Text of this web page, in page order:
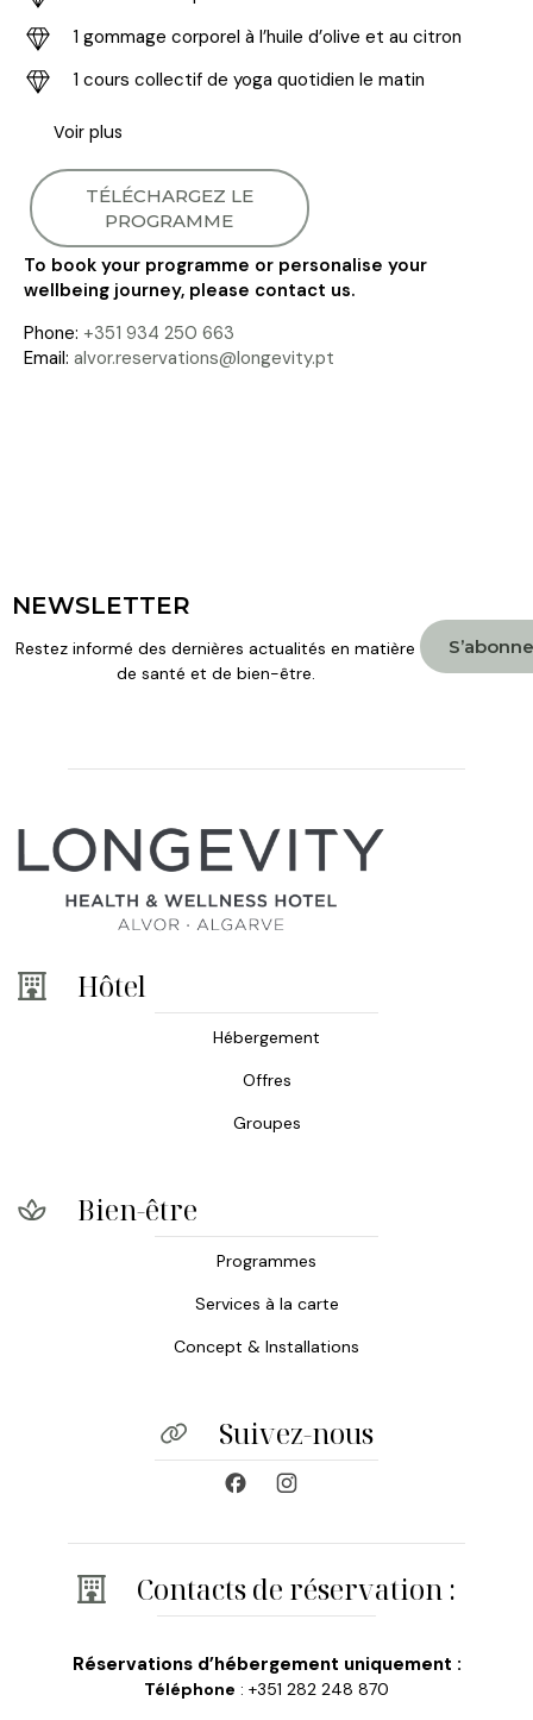
1 gommage corporel à l’huile d’olive et au citron
1 cours collectif de yoga quotidien le matin
Voir plus
TÉLÉCHARGEZ LE
PROGRAMME
To book your programme or personalise your
wellbeing journey, please contact us.
Phone: +351 934 250 663
Email: alvor.reservations@longevity.pt
NEWSLETTER
Restez informé des dernières actualités en matière
de santé et de bien-être.
Hôtel
Hébergement
Offres
Groupes
Bien-être
Programmes
Services à la carte
Concept & Installations
Suivez-nous
Contacts de réservation :
Réservations d’hébergement uniquement :
Téléphone : +351 282 248 870